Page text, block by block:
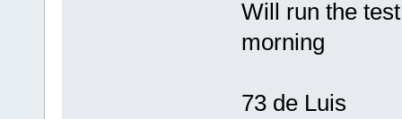
Will run the
morning
73 de Luis